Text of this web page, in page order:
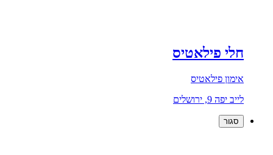
חלי פילאטיס
אימון פילאטיס
לייב יפה 9, ירושלים
סגור